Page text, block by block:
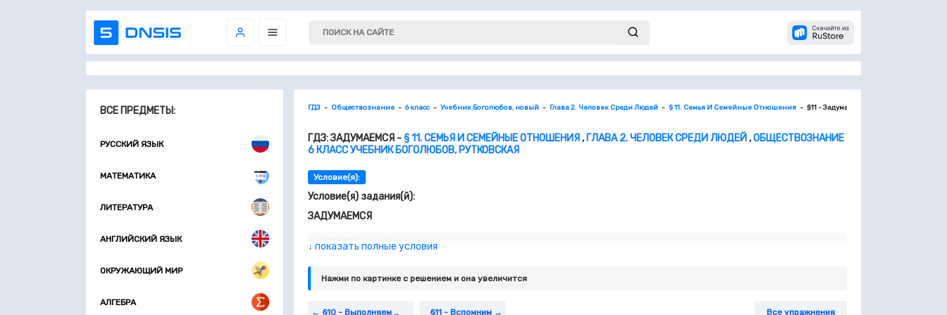
ВСЕ ПРЕДМЕТЫ:
РУССКИЙ ЯЗЫК
МАТЕМАТИКА
ЛИТЕРАТУРА
АНГЛИЙСКИЙ ЯЗЫК
ОКРУЖАЮЩИЙ МИР
АЛГЕБРА
ГДЗ Обществознание 6 класс Учебник Боголюбов, новый Глава 2. Человек Среди Людей § 11. Семья И Семейные Отношения §11 - Задумаемся
ГДЗ: ЗАДУМАЕМСЯ -§ 11. СЕМЬЯ И СЕМЕЙНЫЕ ОТНОШЕНИЯ, ГЛАВА 2. ЧЕЛОВЕК СРЕДИ ЛЮДЕЙ,ОБЩЕСТВОЗНАНИЕ
6 КЛАСС УЧЕБНИК БОГОЛЮБОВ, РУТКОВСКАЯ
Условие(я):
Условие(я) задания(й):
ЗАДУМАЕМСЯ
Л. Н. Толстой писал, что все счастливые семьи похожи друг на друга, каждая несчастливая семья
несчастлива по-своему. Так ли это?
Почему родители не всегда понимают своих детей, а дети — родителей?
↓ показать полные условия
Нажми по картинке c решением и она увеличится
§10 - Выполняем Задания §11 - Вспомним Все упражнения